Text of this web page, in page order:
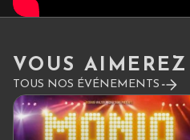
VOUS
TOUS NOS ÉVÉNEMENTS